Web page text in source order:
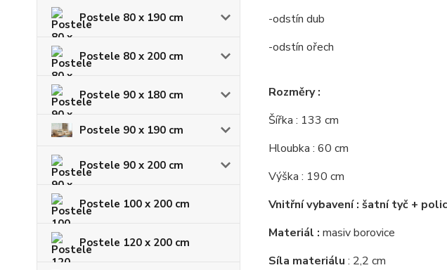
Postele 80 x 190 cm
Postele 80 x 200 cm
Postele 90 x 180 cm
Postele 90 x 190 cm
Postele 90 x 200 cm
Postele 100 x 200 cm
Postele 120 x 200 cm
-odstín dub
-odstín ořech
Rozměry :
Šířka : 133 cm
Hloubka : 60 cm
Výška : 190 cm
Vnitřní vybavení : šatní tyč +
Materiál : masiv borovice
Síla materiálu : 2,2 cm